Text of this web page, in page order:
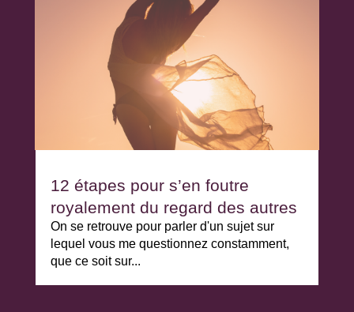
12 étapes pour s’en foutre
royalement du regard des autres
On se retrouve pour parler d'un sujet sur
lequel vous me questionnez constamment,
que ce soit sur...